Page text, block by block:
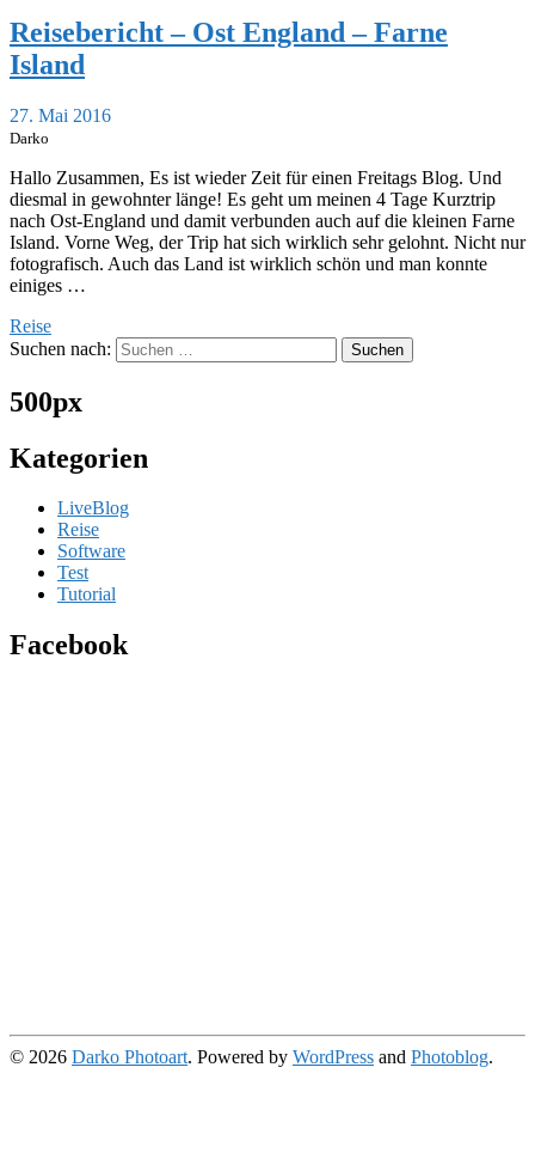
Reisebericht – Ost England – Farne
Island
27. Mai 2016
Darko
Hallo Zusammen, Es ist wieder Zeit für einen Freitags Blog. Und
diesmal in gewohnter länge! Es geht um meinen 4 Tage Kurztrip
nach Ost-England und damit verbunden auch auf die kleinen Farne
Island. Vorne Weg, der Trip hat sich wirklich sehr gelohnt. Nicht nur
fotografisch. Auch das Land ist wirklich schön und man konnte
einiges …
Reise
Suchen nach:
500px
Kategorien
LiveBlog
Reise
Software
Test
Tutorial
Facebook
© 2026 Darko Photoart. Powered by WordPress and Photoblog.